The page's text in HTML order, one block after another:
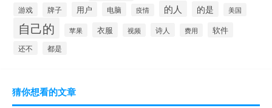
游戏 牌子 用户 电脑 疫情 的人 的是 美国
自己的 苹果 衣服 视频 诗人 费用 软件
还不 都是
猜你想看的文章